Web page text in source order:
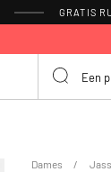
GRATIS
Dames